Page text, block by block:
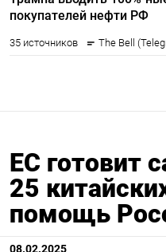
ЕС готовит
25
помощь